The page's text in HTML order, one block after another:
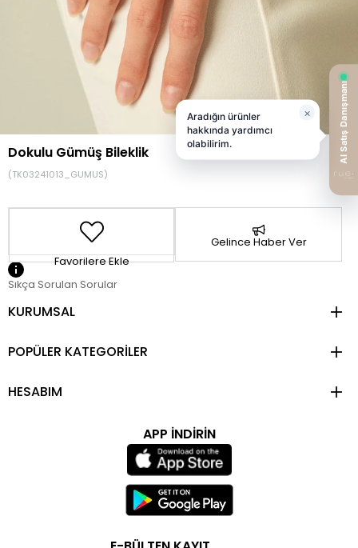
Dokulu Gümüş Bileklik
(TK03241013_GUMUS)
Favorilere Ekle
Gelince Haber Ver
Sıkça Sorulan Sorular
KURUMSAL
POPÜLER KATEGORİLER
HESABIM
APP İNDİRİN